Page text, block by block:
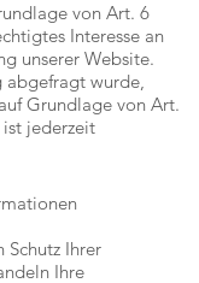
von Art. 6
Interesse an
unserer Website.
abgefragt wurde,
Grundlage von Art.
jederzeit
Schutz Ihrer
Ihre